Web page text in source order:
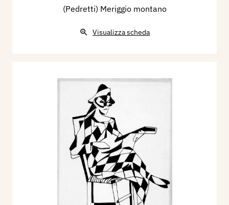
(Pedretti) Meriggio montano
Visualizza scheda